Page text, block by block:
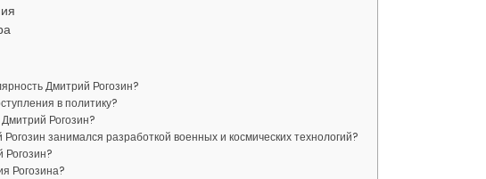
Дмитрий Рогозин?
в политику?
Рогозин?
занимался разработкой военных и космических технологий?
Рогозин?
Рогозина?